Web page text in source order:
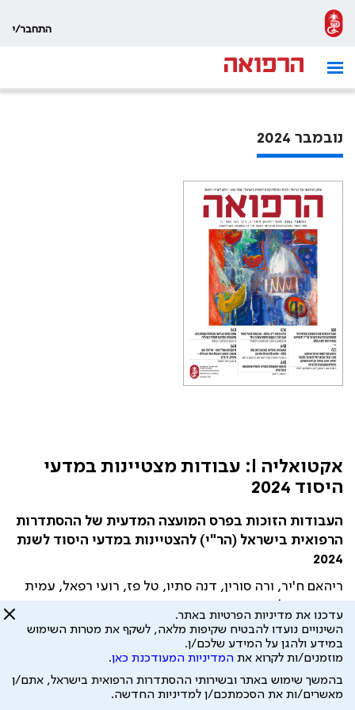
התחבר/י
נובמבר 2024
אקטואליה I: עבודות מצטיינות במדעי
היסוד 2024
העבודות הזוכות בפרס המועצה המדעית של ההסתדרות
הרפואית בישראל (הר"י) להצטיינות במדעי היסוד לשנת
2024
ריהאם ח'יר, ורה סורין, דנה סתיו, טל פז, רועי רפאל, עמית
שמש, שירלי גרינבאום
עמ' 616-620
עדכנו את מדיניות הפרטיות באתר.
השינויים נועדו להבטיח שקיפות מלאה, לשקף את מטרות השימוש
במידע ולהגן על המידע שלכם/ן.
מוזמנים/ות לקרוא את המדיניות המעודכנת כאן.
בהמשך שימוש באתר ובשירותי ההסתדרות הרפואית בישראל, אתם/ן
מאשרים/ות את הסכמתכם/ן למדיניות החדשה.